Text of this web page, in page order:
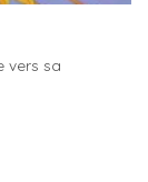
vers sa